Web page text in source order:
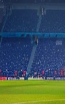
wordt